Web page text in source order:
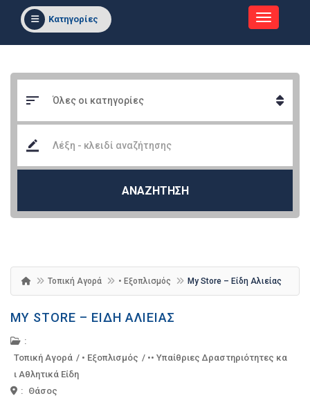
Κατηγορίες
ΑΝΑΖΗΤΗΣΗ
Τοπική Αγορά • Εξοπλισμός My Store – Είδη Αλιείας
MY STORE – ΕΊΔΗ ΑΛΙΕΊΑΣ
:
Τοπική Αγορά / • Εξοπλισμός / •• Υπαίθριες Δραστηριότητες κα
ι Αθλητικά Είδη
: Θάσος